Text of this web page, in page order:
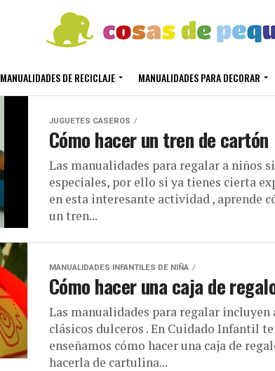
MANUALIDADES DE RECICLAJE MANUALIDADES PARA DECORAR
JUGUETES CASEROS
Cómo hacer un tren de cartón
Las manualidades para regalar a niños
especiales, por ello si ya tienes cierta
en esta interesante actividad , aprende
un tren...
MANUALIDADES INFANTILES DE NIÑA
Cómo hacer una caja de
Las manualidades para regalar incluyen
clásicos dulceros . En Cuidado Infantil te
enseñamos cómo hacer una caja de
hacerla de cartulina...